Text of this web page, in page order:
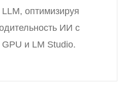
оптимизируя
ИИ с
и LM Studio.